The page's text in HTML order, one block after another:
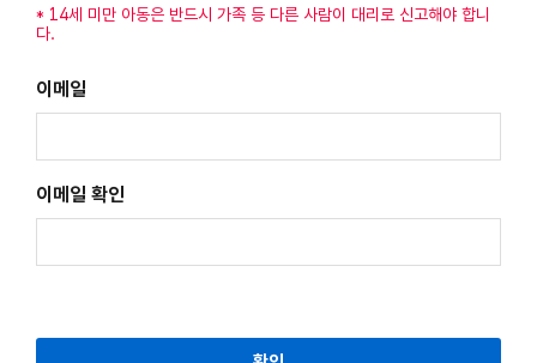
니다.
6. “이메일 인증”이라 함은 전자입국신고서 조회 및 수정 시 이용자
으로 제출한 후 개개인에게 부여되는 고유번호를 말합니다.
* 14세 미만 아동은 반드시 가족 등 다른 사람이 대리로 신고해야 합니
다.
이메일
이메일 확인